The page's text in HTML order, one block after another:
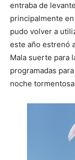
entraba de
principalmente
pudo volver a
este año estrenó
Mala suerte para
programadas
noche